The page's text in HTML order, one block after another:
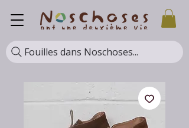
Fouilles dans Noschoses...